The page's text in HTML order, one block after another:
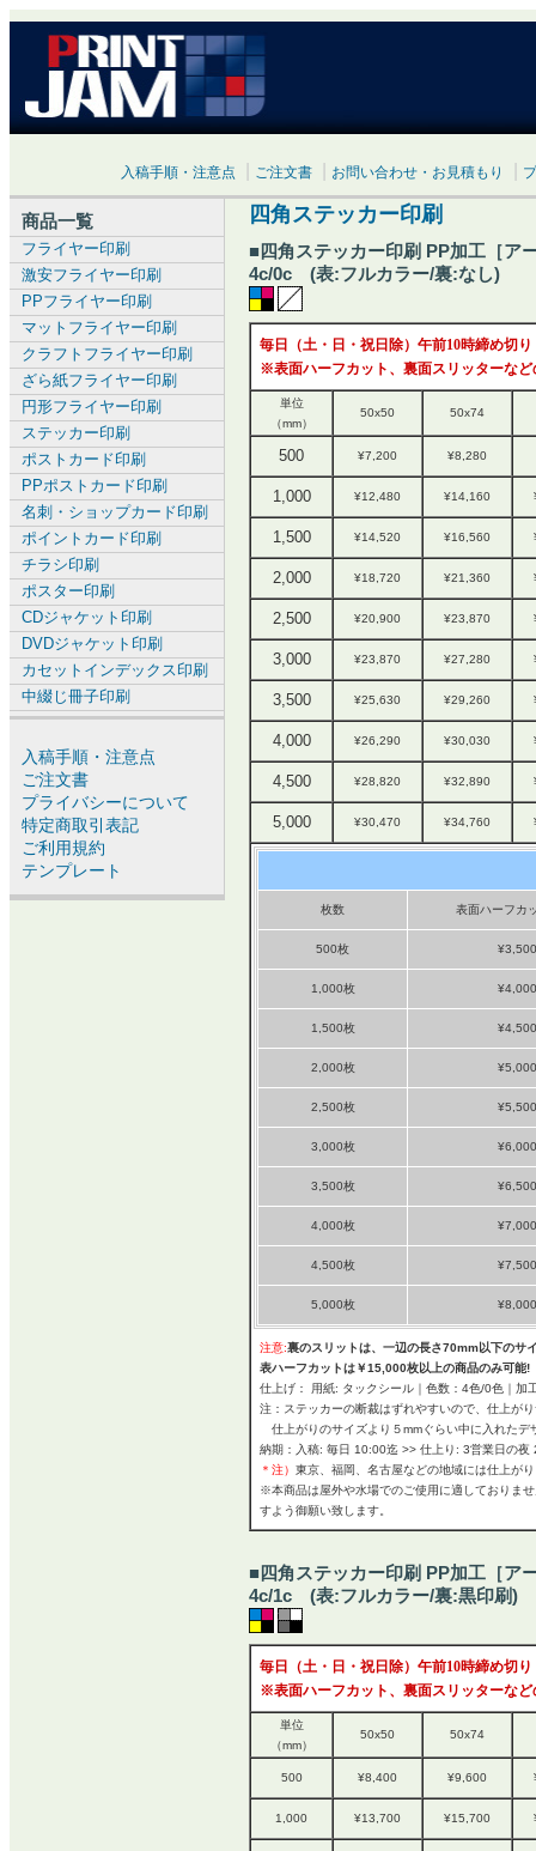
入稿手順・注意点 ご注文書 お問い合わせ・お見積もり
四角ステッカー印刷
■四角ステッカー印刷 PP加工［ア
4c/0c (表:フルカラー/裏:なし)
毎日（土・日・祝日除）午前10時締め
※表面ハーフカット、裏面スリッターな
単位
（mm）
50x50 50x74
500 ¥7,200 ¥8,280
1,000 ¥12,480 ¥14,160
1,500 ¥14,520 ¥16,560
2,000 ¥18,720 ¥21,360
2,500 ¥20,900 ¥23,870
3,000 ¥23,870 ¥27,280
3,500 ¥25,630 ¥29,260
4,000 ¥26,290 ¥30,030
4,500 ¥28,820 ¥32,890
5,000 ¥30,470 ¥34,760
枚数 表面ハーフカ
500枚 ¥3,500
1,000枚 ¥4,000
1,500枚 ¥4,500
2,000枚 ¥5,000
2,500枚 ¥5,500
3,000枚 ¥6,000
3,500枚 ¥6,500
4,000枚 ¥7,000
4,500枚 ¥7,500
5,000枚 ¥8,000
注意:裏のスリットは、一辺の長さ70mm以下のサ
表ハーフカットは￥15,000枚以上の商品のみ可
仕上げ： 用紙: タックシール｜色数：4色/0色｜加
注：ステッカーの断裁はずれやすいので、仕上が
仕上がりのサイズより５mmぐらい中に入れたデ
納期：入稿: 毎日 10:00迄 >> 仕上り: 3営業日の夜
＊注） 東京、福岡、名古屋などの地域には仕上が
※本商品は屋外や水場でのご使用に適しておりま
すよう御願い致します。
■四角ステッカー印刷 PP加工［ア
4c/1c (表:フルカラー/裏:黒印刷)
毎日（土・日・祝日除）午前10時締め
※表面ハーフカット、裏面スリッターな
単位
（mm）
50x50 50x74
500 ¥8,400 ¥9,600
1,000 ¥13,700 ¥15,700
商品一覧
フライヤー印刷
激安フライヤー印刷
PPフライヤー印刷
マットフライヤー印刷
クラフトフライヤー印刷
ざら紙フライヤー印刷
円形フライヤー印刷
ステッカー印刷
ポストカード印刷
PPポストカード印刷
名刺・ショップカード印刷
ポイントカード印刷
チラシ印刷
ポスター印刷
CDジャケット印刷
DVDジャケット印刷
カセットインデックス印刷
中綴じ冊子印刷
入稿手順・注意点
ご注文書
プライバシーについて
特定商取引表記
ご利用規約
テンプレート